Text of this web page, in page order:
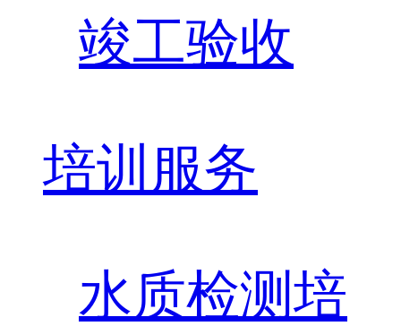
竣工验收
培训服务
水质检测培